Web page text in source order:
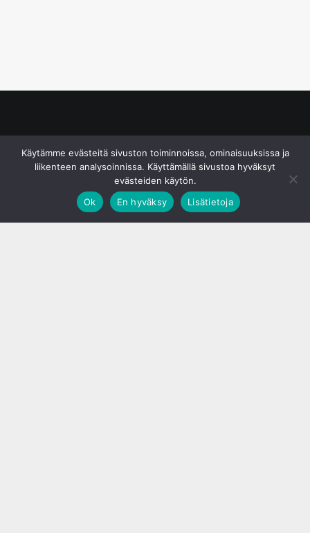
Käytämme evästeitä sivuston toiminnoissa, ominaisuuksissa ja
liikenteen analysoinnissa. Käyttämällä sivustoa hyväksyt
evästeiden käytön.
Ok
En hyväksy Lisätietoja